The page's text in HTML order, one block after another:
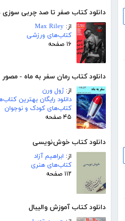
دانلود کتاب صفر تا صد چربی سوزی در 12
از: Max Riley
کتاب‌های ورزشی
۱۶ صفحه
دانلود کتاب رمان سفر به ماه - مصور
از:ژول ورن
دانلود رایگان بهترین
کتاب‌های کودک و نوجوان
۴۵ صفحه
دانلود کتاب خوش‌نویسی
از: ابراهیم آزاد
کتاب‌های هنری
۱۱۲ صفحه
دانلود کتاب آموزش والیبال